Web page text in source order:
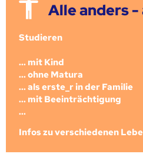
Alle anders
Studieren
... mit Kind
... ohne Matura
... als erste_r in der Familie
... mit Beeinträchtigung
...
Infos zu verschiedenen